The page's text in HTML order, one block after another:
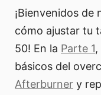
¡Bienvenidos de
cómo ajustar tu
50! En la Parte 1,
básicos del
Afterburner y